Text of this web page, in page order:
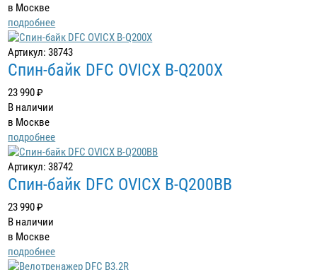
в Москве
подробнее
Артикул: 38743
Спин-байк DFC OVICX B-Q200X
23 990 ₽
В наличии
в Москве
подробнее
Артикул: 38742
Спин-байк DFC OVICX B-Q200BB
23 990 ₽
В наличии
в Москве
подробнее